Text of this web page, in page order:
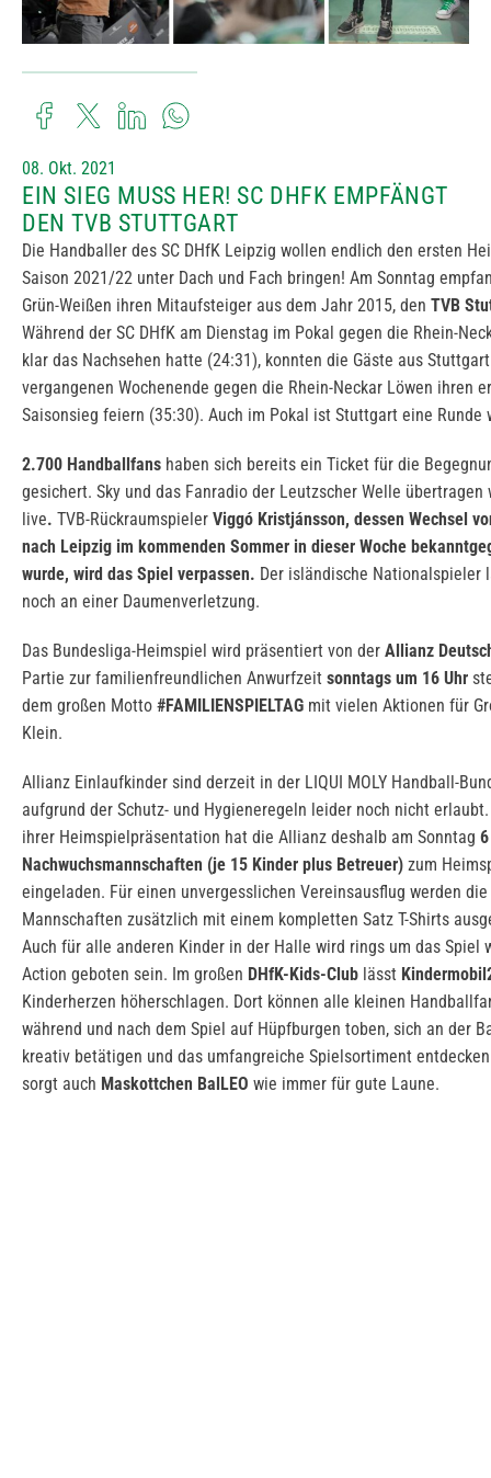
08. Okt. 2021
EIN SIEG MUSS HER! SC DHFK EMPFÄNGT
DEN TVB STUTTGART
Die Handballer des SC DHfK Leipzig wollen endlich den ersten
Saison 2021/22 unter Dach und Fach bringen! Am Sonntag
Grün-Weißen ihren Mitaufsteiger aus dem Jahr 2015, den TVB
Während der SC DHfK am Dienstag im Pokal gegen die Rhein-
klar das Nachsehen hatte (24:31), konnten die Gäste aus
vergangenen Wochenende gegen die Rhein-Neckar Löwen ihren
Saisonsieg feiern (35:30). Auch im Pokal ist Stuttgart eine Runde
2.700 Handballfans haben sich bereits ein Ticket für die
gesichert. Sky und das Fanradio der Leutzscher Welle übertragen
live. TVB-Rückraumspieler Viggó Kristjánsson, dessen Wechsel
nach Leipzig im kommenden Sommer in dieser Woche
wurde, wird das Spiel verpassen. Der isländische Nationalspieler
noch an einer Daumenverletzung.
Das Bundesliga-Heimspiel wird präsentiert von der Allianz
Partie zur familienfreundlichen Anwurfzeit sonntags um 16 Uhr
dem großen Motto #FAMILIENSPIELTAG mit vielen Aktionen für
Klein.
Allianz Einlaufkinder sind derzeit in der LIQUI MOLY Handball-
aufgrund der Schutz- und Hygieneregeln leider noch nicht
ihrer Heimspielpräsentation hat die Allianz deshalb am Sonntag 6
Nachwuchsmannschaften (je 15 Kinder plus Betreuer) zum
eingeladen. Für einen unvergesslichen Vereinsausflug werden die
Mannschaften zusätzlich mit einem kompletten Satz T-Shirts
Auch für alle anderen Kinder in der Halle wird rings um das Spiel
Action geboten sein. Im großen DHfK-Kids-Club lässt
Kinderherzen höherschlagen. Dort können alle kleinen
während und nach dem Spiel auf Hüpfburgen toben, sich an der
kreativ betätigen und das umfangreiche Spielsortiment
sorgt auch Maskottchen BalLEO wie immer für gute Laune.